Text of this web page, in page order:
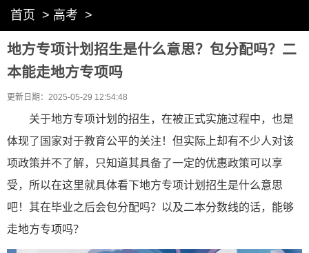
首页 > 高考 >
地方专项计划招生是什么意思？包分配吗？二
本能走地方专项吗
更新日期：2025-05-29 12:54:48
关于地方专项计划的招生，在被正式实施过程中，也是
体现了国家对于教育公平的关注！但实际上却有不少人对该
项政策并不了解，只知道其具备了一定的优惠政策可以享
受，所以在这里就具体看下地方专项计划招生是什么意思
吧！其在毕业之后会包分配吗？以及二本分数线的话，能够
走地方专项吗？